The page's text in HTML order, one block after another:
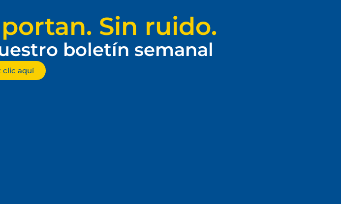
Sin ruido.
boletín semanal
clic aquí